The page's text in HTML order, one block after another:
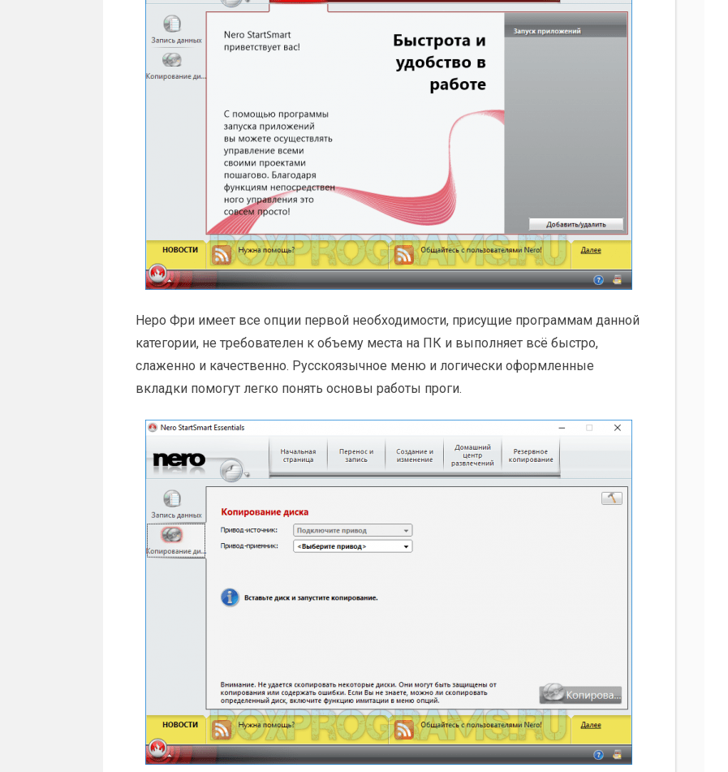
Неро Фри имеет все опции первой необходимости, присущие программам данной
категории, не требователен к объему места на ПК и выполняет всё быстро,
слаженно и качественно. Русскоязычное меню и логически оформленные
вкладки помогут легко понять основы работы проги.